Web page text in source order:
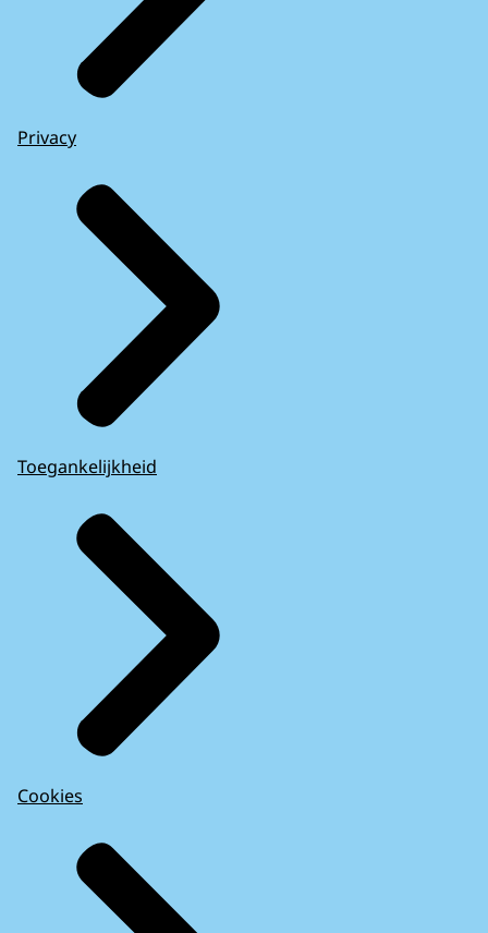
Privacy
Toegankelijkheid
Cookies